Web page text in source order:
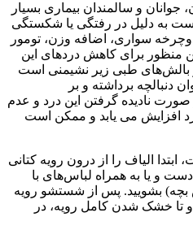
جوانان و سالمندان بیماری بسیار
به دلیل در رفتگی یا شکستگی
سواری، اضافه وزن، تومور
منظور برای کاهش دردهای این
بالش‌های طبی زیر نشیمنی است
دنبالچه برداشته و بر
صورت نادیده گرفتن این درد و عدم
افزایش می یابد و ممکن است
الیاف را از درون رویه کتانی
دست و یا به همراه لباس‌های با
بشویید. پس از شستشو رویه
تا خشک شدن کامل رویه، در